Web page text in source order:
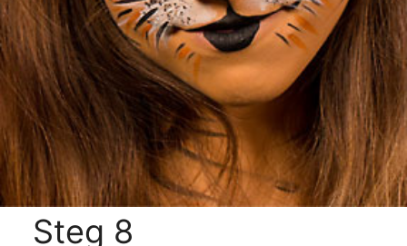
Steg 8